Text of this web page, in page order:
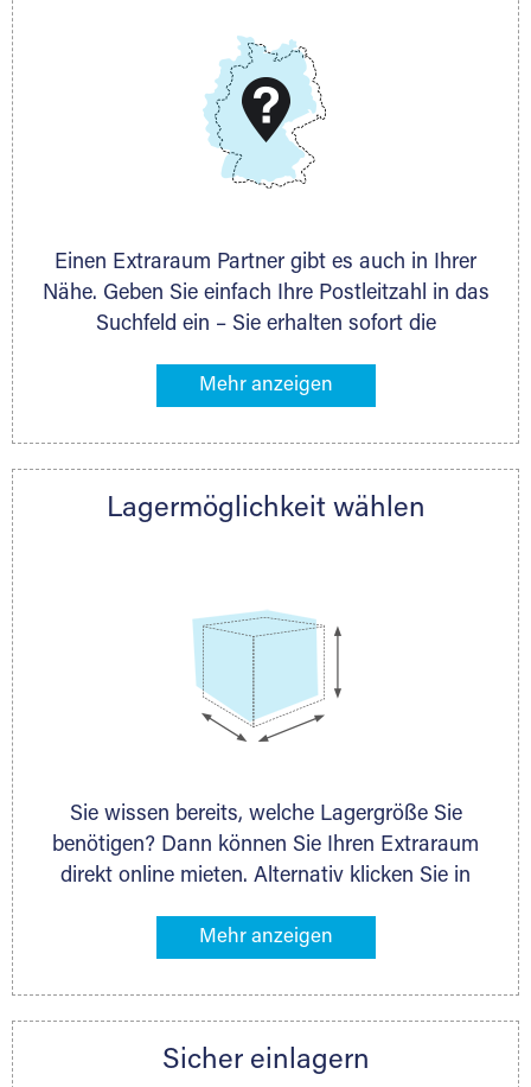
DMG Aktiengesellschaft
www.dmg-ag.com
Einen Extraraum Partner gibt es auch in Ihrer
Nähe. Geben Sie einfach Ihre Postleitzahl in das
Suchfeld ein – Sie erhalten sofort die
Lagermöglichkeiten in Ihrer Nähe. An zahlreichen
direkt online mieten. Gibt es Extraraum noch
nächstgelegenen Partner und besprechen alles
Lagermöglichkeit wählen
Sie wissen bereits, welche Lagergröße Sie
benötigen? Dann können Sie Ihren Extraraum
direkt online mieten. Alternativ klicken Sie in
Gegenstände an, die Sie einlagern möchten –
ermittelt. Natürlich steht Ihnen Ihr Extraraum
persönlich hinsichtlich Lagervolumen und zu
Sicher einlagern